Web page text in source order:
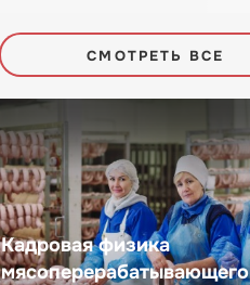
СМОТРЕТЬ ВСЕ
Кадровая физика
мясоперерабатывающего